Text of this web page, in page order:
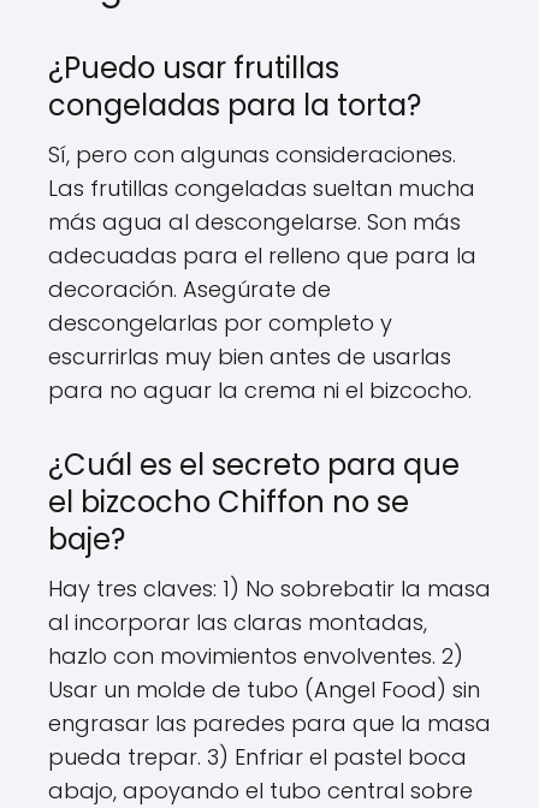
¿Puedo usar frutillas
congeladas para la torta?
Sí, pero con algunas consideraciones.
Las frutillas congeladas sueltan mucha
más agua al descongelarse. Son más
adecuadas para el relleno que para la
decoración. Asegúrate de
descongelarlas por completo y
escurrirlas muy bien antes de usarlas
para no aguar la crema ni el bizcocho.
¿Cuál es el secreto para que
el bizcocho Chiffon no se
baje?
Hay tres claves: 1) No sobrebatir la masa
al incorporar las claras montadas,
hazlo con movimientos envolventes. 2)
Usar un molde de tubo (Angel Food) sin
engrasar las paredes para que la masa
pueda trepar. 3) Enfriar el pastel boca
abajo, apoyando el tubo central sobre